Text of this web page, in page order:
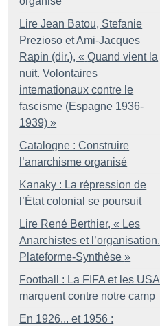
Lire Jean Batou, Stefanie
Prezioso et Ami-Jacques
Rapin (dir.), « Quand vient la
nuit. Volontaires
internationaux contre le
fascisme (Espagne 1936-
1939) »
Catalogne : Construire
l’anarchisme organisé
Kanaky : La répression de
l’État colonial se poursuit
Lire René Berthier, « Les
Anarchistes et l’organisation.
Plateforme-Synthèse »
Football : La FIFA et les USA
marquent contre notre camp
En 1926... et 1956 :